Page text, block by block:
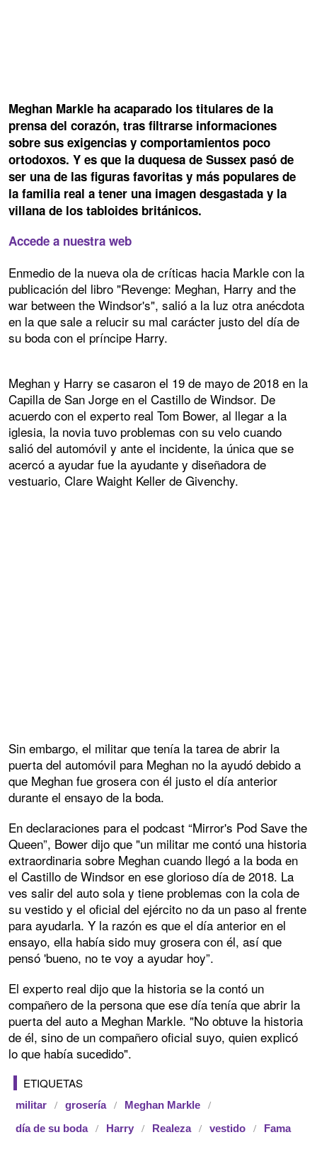
Meghan Markle ha acaparado los titulares de la
prensa del corazón, tras filtrarse informaciones
sobre sus exigencias y comportamientos poco
ortodoxos. Y es que la duquesa de Sussex pasó de
ser una de las figuras favoritas y más populares de
la familia real a tener una imagen desgastada y la
villana de los tabloides británicos.
Accede a nuestra web
Enmedio de la nueva ola de críticas hacia Markle con la
publicación del libro "Revenge: Meghan, Harry and the
war between the Windsor's", salió a la luz otra anécdota
en la que sale a relucir su mal carácter justo del día de
su boda con el príncipe Harry.
Meghan y Harry se casaron el 19 de mayo de 2018 en la
Capilla de San Jorge en el Castillo de Windsor. De
acuerdo con el experto real Tom Bower, al llegar a la
iglesia, la novia tuvo problemas con su velo cuando
salió del automóvil y ante el incidente, la única que se
acercó a ayudar fue la ayudante y diseñadora de
vestuario, Clare Waight Keller de Givenchy.
Sin embargo, el militar que tenía la tarea de abrir la
puerta del automóvil para Meghan no la ayudó debido a
que Meghan fue grosera con él justo el día anterior
durante el ensayo de la boda.
En declaraciones para el podcast “Mirror's Pod Save the
Queen”, Bower dijo que "un militar me contó una historia
extraordinaria sobre Meghan cuando llegó a la boda en
el Castillo de Windsor en ese glorioso día de 2018. La
ves salir del auto sola y tiene problemas con la cola de
su vestido y el oficial del ejército no da un paso al frente
para ayudarla. Y la razón es que el día anterior en el
ensayo, ella había sido muy grosera con él, así que
pensó 'bueno, no te voy a ayudar hoy”.
El experto real dijo que la historia se la contó un
compañero de la persona que ese día tenía que abrir la
puerta del auto a Meghan Markle. "No obtuve la historia
de él, sino de un compañero oficial suyo, quien explicó
lo que había sucedido".
ETIQUETAS
militar grosería Meghan Markle
día de su boda Harry Realeza vestido Fama